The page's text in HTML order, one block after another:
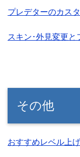
プレデターのカス
スキン･外見変更と
その他
おすすめレベル上